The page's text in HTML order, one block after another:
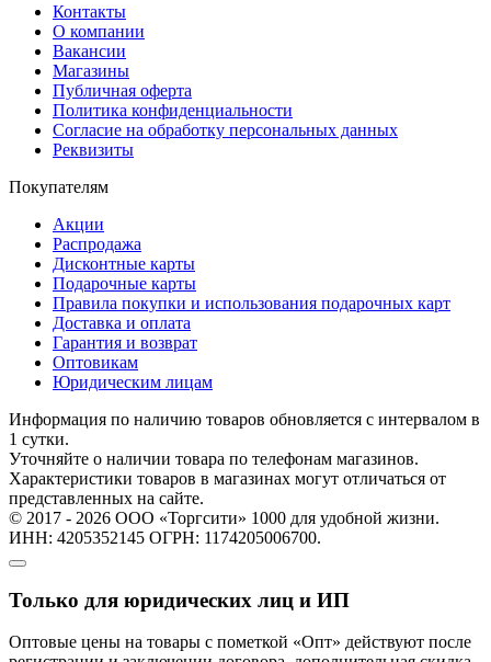
Контакты
О компании
Вакансии
Магазины
Публичная оферта
Политика конфиденциальности
Согласие на обработку персональных данных
Реквизиты
Покупателям
Акции
Распродажа
Дисконтные карты
Подарочные карты
Правила покупки и использования подарочных карт
Доставка и оплата
Гарантия и возврат
Оптовикам
Юридическим лицам
Информация по наличию товаров обновляется с интервалом в
1 сутки.
Уточняйте о наличии товара по телефонам магазинов.
Характеристики товаров в магазинах могут отличаться от
представленных на сайте.
© 2017 - 2026 ООО «Торгсити» 1000 для удобной жизни.
ИНН: 4205352145 ОГРН: 1174205006700.
Только для юридических лиц и ИП
Оптовые цены на товары с пометкой «Опт» действуют после